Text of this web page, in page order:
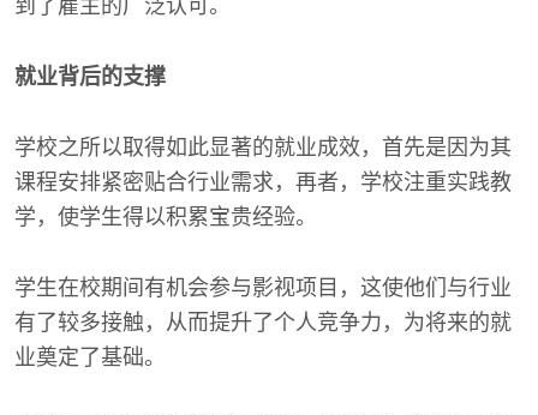
到了雇主的广泛认可。
就业背后的支撑
学校之所以取得如此显著的就业成效，首先是因为其
课程安排紧密贴合行业需求，再者，学校注重实践教
学，使学生得以积累宝贵经验。
学生在校期间有机会参与影视项目，这使他们与行业
有了较多接触，从而提升了个人竞争力，为将来的就
业奠定了基础。